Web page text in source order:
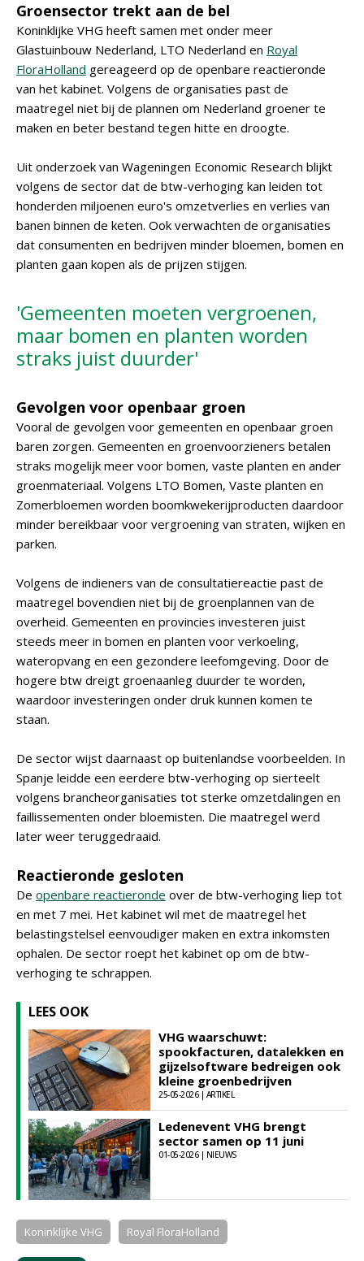
Groensector trekt aan de bel
Koninklijke VHG heeft samen met onder meer
Glastuinbouw Nederland, LTO Nederland en Royal
FloraHolland gereageerd op de openbare reactieronde
van het kabinet. Volgens de organisaties past de
maatregel niet bij de plannen om Nederland groener te
maken en beter bestand tegen hitte en droogte.
Uit onderzoek van Wageningen Economic Research blijkt
volgens de sector dat de btw-verhoging kan leiden tot
honderden miljoenen euro's omzetverlies en verlies van
banen binnen de keten. Ook verwachten de organisaties
dat consumenten en bedrijven minder bloemen, bomen en
planten gaan kopen als de prijzen stijgen.
'Gemeenten moeten vergroenen,
maar bomen en planten worden
straks juist duurder'
Gevolgen voor openbaar groen
Vooral de gevolgen voor gemeenten en openbaar groen
baren zorgen. Gemeenten en groenvoorzieners betalen
straks mogelijk meer voor bomen, vaste planten en ander
groenmateriaal. Volgens LTO Bomen, Vaste planten en
Zomerbloemen worden boomkwekerijproducten daardoor
minder bereikbaar voor vergroening van straten, wijken en
parken.
Volgens de indieners van de consultatiereactie past de
maatregel bovendien niet bij de groenplannen van de
overheid. Gemeenten en provincies investeren juist
steeds meer in bomen en planten voor verkoeling,
wateropvang en een gezondere leefomgeving. Door de
hogere btw dreigt groenaanleg duurder te worden,
waardoor investeringen onder druk kunnen komen te
staan.
De sector wijst daarnaast op buitenlandse voorbeelden. In
Spanje leidde een eerdere btw-verhoging op sierteelt
volgens brancheorganisaties tot sterke omzetdalingen en
faillissementen onder bloemisten. Die maatregel werd
later weer teruggedraaid.
Reactieronde gesloten
De openbare reactieronde over de btw-verhoging liep tot
en met 7 mei. Het kabinet wil met de maatregel het
belastingstelsel eenvoudiger maken en extra inkomsten
ophalen. De sector roept het kabinet op om de btw-
verhoging te schrappen.
LEES OOK
VHG waarschuwt:
spookfacturen, datalekken en
gijzelsoftware bedreigen ook
kleine groenbedrijven
25-05-2026 | ARTIKEL
Ledenevent VHG brengt
sector samen op 11 juni
01-05-2026 | NIEUWS
Koninklijke VHG Royal FloraHolland